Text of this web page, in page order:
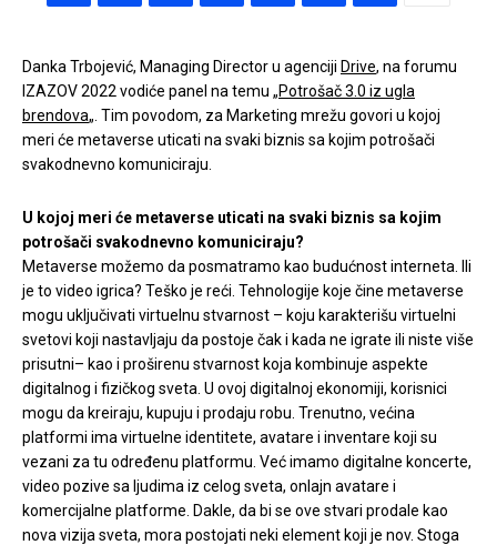
Danka Trbojević, Managing Director u agenciji Drive, na forumu
IZAZOV 2022 vodiće panel na temu „Potrošač 3.0 iz ugla
brendova„. Tim povodom, za Marketing mrežu govori u kojoj
meri će metaverse uticati na svaki biznis sa kojim potrošači
svakodnevno komuniciraju.
U kojoj meri će metaverse uticati na svaki biznis sa kojim
potrošači svakodnevno komuniciraju?
Metaverse možemo da posmatramo kao budućnost interneta. Ili
je to video igrica? Teško je reći. Tehnologije koje čine metaverse
mogu uključivati virtuelnu stvarnost – koju karakterišu virtuelni
svetovi koji nastavljaju da postoje čak i kada ne igrate ili niste više
prisutni– kao i proširenu stvarnost koja kombinuje aspekte
digitalnog i fizičkog sveta. U ovoj digitalnoj ekonomiji, korisnici
mogu da kreiraju, kupuju i prodaju robu. Trenutno, većina
platformi ima virtuelne identitete, avatare i inventare koji su
vezani za tu određenu platformu. Već imamo digitalne koncerte,
video pozive sa ljudima iz celog sveta, onlajn avatare i
komercijalne platforme. Dakle, da bi se ove stvari prodale kao
nova vizija sveta, mora postojati neki element koji je nov. Stoga